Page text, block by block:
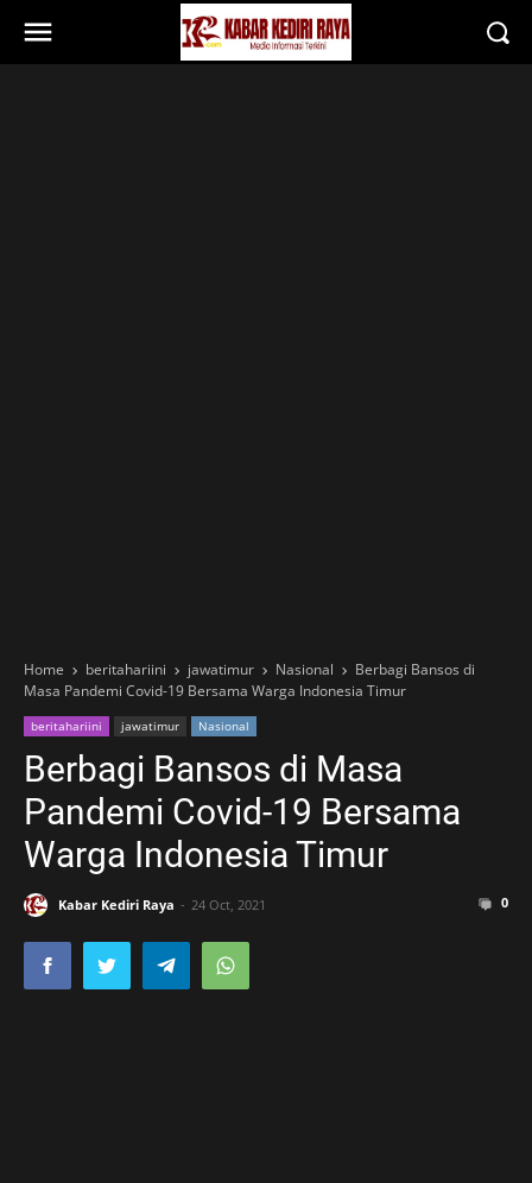
Home beritahariini jawatimur Nasional
Berbagi Bansos di
Masa Pandemi Covid-19 Bersama Warga Indonesia Timur
beritahariini jawatimur Nasional
Berbagi Bansos di Masa
Pandemi Covid-19 Bersama
Warga Indonesia Timur
Kabar Kediri Raya 24 Oct, 2021 0